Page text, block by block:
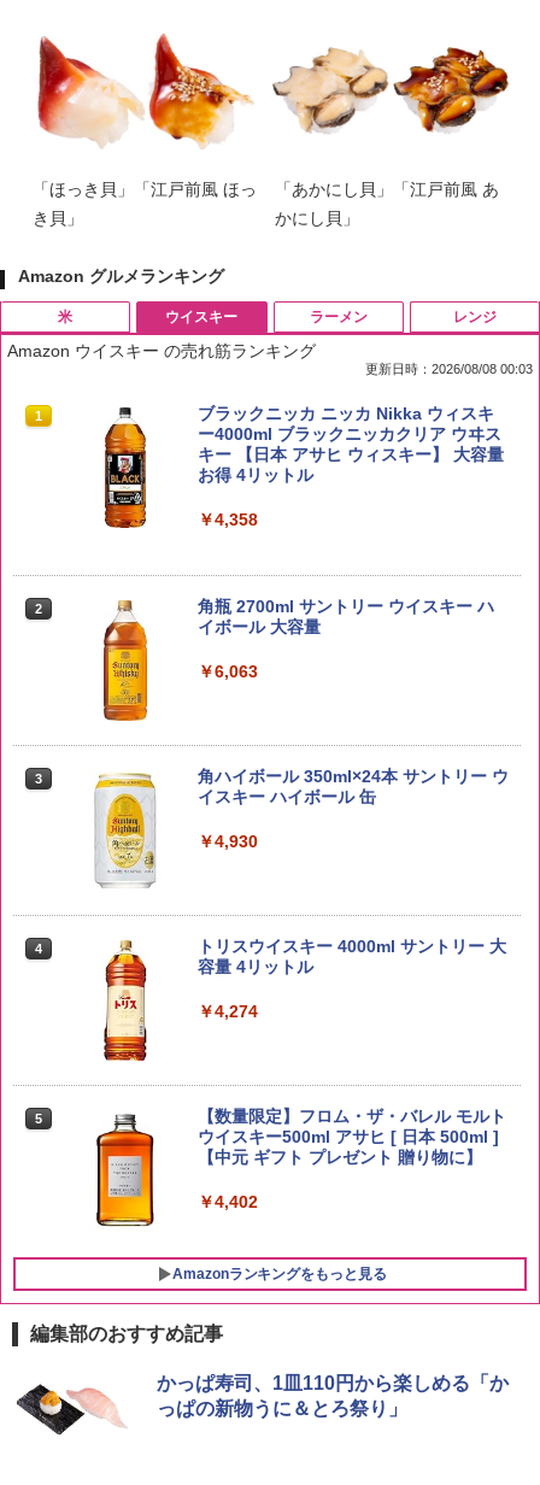
「ほっき貝」「江戸前風 ほっ
き貝」
「あかにし貝」「江戸前風 あ
かにし貝」
Amazon グルメランキング
米
1 by Amazon 国産ブレンド米 精米 5kg
￥2,650
5kg 長野県産 令和7年産
kg 業務用 お米マイスターブレンド
5kg
米 5kg
￥3,396
ウイスキー
Amazon ウイスキー の売れ筋ランキング
更新日時：2026/08/08 00:03
1
ブラックニッカ ニッカ Nikka ウィスキ
ー4000ml ブラックニッカクリア ウヰス
キー 【日本 アサヒ ウィスキー】 大容量
お得 4リットル
￥4,358
2
角瓶 2700ml サントリー ウイスキー ハ
イボール 大容量
￥6,063
3
角ハイボール 350ml×24本 サントリー ウ
イスキー ハイボール 缶
￥4,930
4
トリスウイスキー 4000ml サントリー 大
容量 4リットル
￥4,274
5
【数量限定】フロム・ザ・バレル モルト
ウイスキー500ml アサヒ [ 日本 500ml ]
【中元 ギフト プレゼント 贈り物に】
￥4,402
Amazonランキングをもっと見る
ラーメン
1
チキンラーメン どんぶり 85g×12個 日清
食品 インスタント カップ麺
レンジ
1
[山善] スチームオーブンレンジ 25L 一人
暮らし 二人暮らし フラットテーブル ス
チーム調理 自動メニュー19種搭載 角皿
編集部のおすすめ記事
かっぱ寿司、1皿110円から楽しめる「か
っぱの新物うに＆とろ祭り」